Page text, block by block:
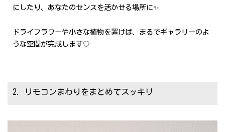
にしたり、あなたのセンスを活かせる場所に✨
ドライフラワーや小さな植物を置けば、まるでギャラリーのよ
うな空間が完成します♡
2. リモコンまわりをまとめてスッキリ